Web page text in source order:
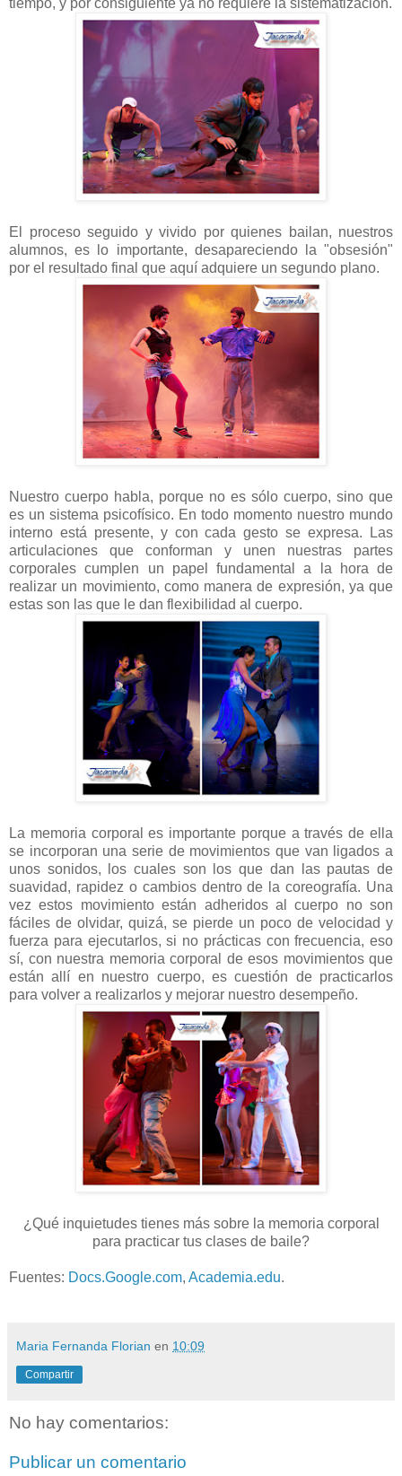
tiempo, y por consiguiente ya no requiere la sistematización.
El proceso seguido y vivido por quienes bailan, nuestros
alumnos, es lo importante, desapareciendo la "obsesión"
por el resultado final que aquí adquiere un segundo plano.
Nuestro cuerpo habla, porque no es sólo cuerpo, sino que
es un sistema psicofísico. En todo momento nuestro mundo
interno está presente, y con cada gesto se expresa.
Las
articulaciones que conforman y unen nuestras partes
corporales cumplen un papel fundamental a la hora de
realizar un movimiento, como manera de expresión, ya que
estas son las que le dan flexibilidad al cuerpo.
La memoria corporal es importante porque a través de ella
se incorporan una serie de movimientos que van ligados a
unos sonidos, los cuales son los que dan las pautas de
suavidad, rapidez o cambios dentro de la coreografía. Una
vez estos movimiento están adheridos al cuerpo no son
fáciles de olvidar, quizá, se pierde un poco de velocidad y
fuerza para ejecutarlos, si no prácticas con frecuencia, eso
sí, con nuestra memoria corporal de esos movimientos que
están allí en nuestro cuerpo, es cuestión de practicarlos
para volver a realizarlos y mejorar nuestro desempeño.
¿Qué inquietudes tienes más sobre la memoria corporal
para practicar tus clases de baile?
Fuentes: Docs.Google.com, Academia.edu.
Maria Fernanda Florian en 10:09
Compartir
No hay comentarios:
Publicar un comentario